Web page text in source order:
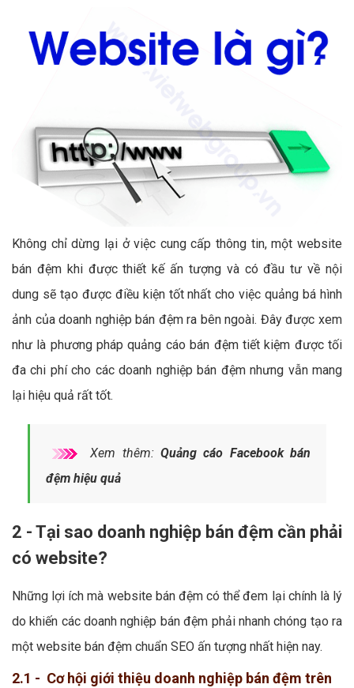
Không chỉ dừng lại ở việc cung cấp thông tin, một website
bán đệm khi được thiết kế ấn tượng và có đầu tư về nội
dung sẽ tạo được điều kiện tốt nhất cho việc quảng bá hình
ảnh của doanh nghiệp bán đệm ra bên ngoài. Đây được xem
như là phương pháp quảng cáo bán đệm tiết kiệm được tối
đa chi phí cho các doanh nghiệp bán đệm nhưng vẫn mang
lại hiệu quả rất tốt.
Xem thêm: Quảng cáo Facebook bán
đệm hiệu quả
2 - Tại sao doanh nghiệp bán đệm cần phải
có website?
Những lợi ích mà website bán đệm có thể đem lại chính là lý
do khiến các doanh nghiệp bán đệm phải nhanh chóng tạo ra
một website bán đệm chuẩn SEO ấn tượng nhất hiện nay.
2.1 - Cơ hội giới thiệu doanh nghiệp bán đệm trên